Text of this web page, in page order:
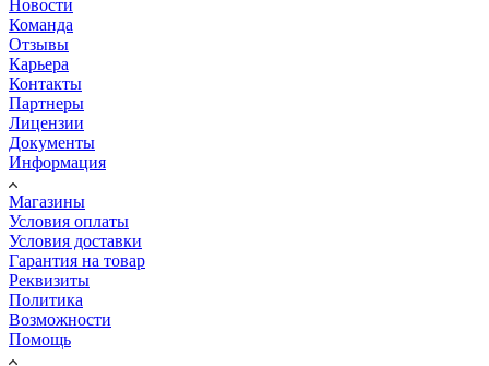
Новости
Команда
Отзывы
Карьера
Контакты
Партнеры
Лицензии
Документы
Информация
Магазины
Условия оплаты
Условия доставки
Гарантия на товар
Реквизиты
Политика
Возможности
Помощь